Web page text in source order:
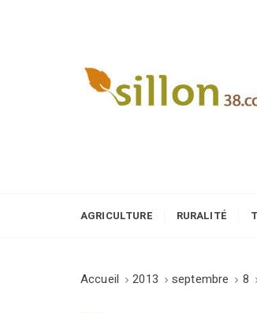
AGRICULTURE RURALITÉ
Accueil 2013 septembre 8